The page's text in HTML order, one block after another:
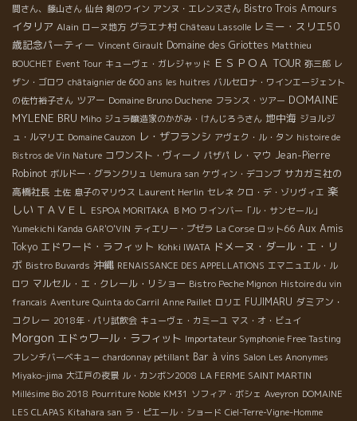
間さん、藤山さん 仙台 剣のワイン アンヌ・エレンヌさん Bistro Trois Amours
イタリア Alain ローヌ地方 グラエナ村 Château Lassolle レミー・スリエ50
歳記念パーティー Vincent Girault Domaine des Griottes Matthieu
BOUCHET Event Tour キューヴェ・ガレジャッド ＥＳＰＯＡ TOUR 弥三郎 レ
ザン・ゴロワ châtaignier de 600 ans les huitres バルセロナ・ワインエージェント
の佐竹裕子さん ツアー Domaine Bruno Duchene フランス・ツアー DOMAINE
MYLENE BRU Miho ジュラ醸造家のかがみ・けんじろうさん 地中海 ジョルジ
ュ・ルマリエ Domaine Cauzon レ・ザフランシ アヴェク・ル・タン histoire de
Bistros de Vin Nature コワンスト・ヴィーノ パザパ レ・マウ Jean-Pierre
Robinot ボルドー・グランクリュ Uemura san ケヴィン・デコンブ サカガミ社の
高橋社長 土佐 息子のマリウス Laurent Herlin セレネ クロ・デ・ゾリヴィエ 楽
しい ＴＡＶＥＬ ESPOA MORITAKA ＢＭО ワインバー「ル・サンセール」
Yumekichi Kanda GAR'O'VIN ティエリー・プゼラ La Corse ロット66 Aux Amis
Tokyo エドワード・ラフィット Kohki IWATA ドメーヌ・ダール・エ・リ
ボ Bistro Buvards 沖縄 RENAISSANCE DES APPELLATIONS エマニュエル・ル
ロワ マルセル・エ・クレール・リショー Bistro Peche Mignon Histoire du vin
francais Aventure Quinta do Carril Anne Paillet ロリエ FUJIMARU ダミアン・
コクレー 2018年・パリ試飲会 キューヴェ・カミーユ マス・オ・ビュイ
Morgon エドゥワール・ラフィット Importateur Symphonie Free Tasting
フレンチバーベキュー chardonnay pétillant Bar à vins Salon Les Anonymes
Miyako-jima 大江戸の夜景 ル・カンボン2008 LA FERME SAINT MARTIN
Millésime Bio 2018 Pourriture Noble KM31 ソフィア・ボシェ Aveyron DOMAINE
LES CLAPAS Kitahara san ラ・ピエール・ショード Ciel-Terre-Vigne-Homme